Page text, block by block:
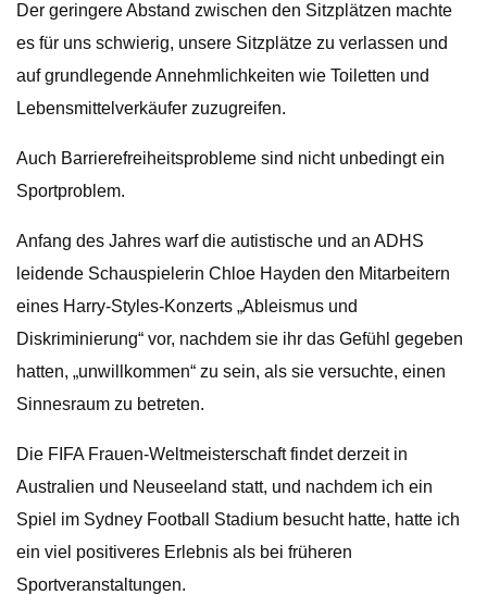
Der geringere Abstand zwischen den Sitzplätzen machte
es für uns schwierig, unsere Sitzplätze zu verlassen und
auf grundlegende Annehmlichkeiten wie Toiletten und
Lebensmittelverkäufer zuzugreifen.
Auch Barrierefreiheitsprobleme sind nicht unbedingt ein
Sportproblem.
Anfang des Jahres warf die autistische und an ADHS
leidende Schauspielerin Chloe Hayden den Mitarbeitern
eines Harry-Styles-Konzerts „Ableismus und
Diskriminierung“ vor, nachdem sie ihr das Gefühl gegeben
hatten, „unwillkommen“ zu sein, als sie versuchte, einen
Sinnesraum zu betreten.
Die FIFA Frauen-Weltmeisterschaft findet derzeit in
Australien und Neuseeland statt, und nachdem ich ein
Spiel im Sydney Football Stadium besucht hatte, hatte ich
ein viel positiveres Erlebnis als bei früheren
Sportveranstaltungen.